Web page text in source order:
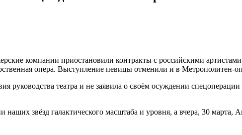
компании приостановили контракты с российскими
опера. Выступление певицы отменили и в Метрополитен-
руководства театра и не заявила о своём осуждении
звёзд галактического масштаба и уровня, а вчера, 30 марта,